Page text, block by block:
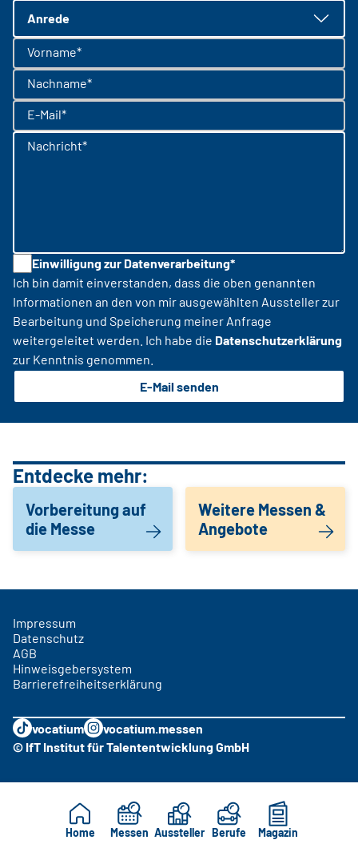
Anrede
Vorname*
Nachname*
E-Mail*
Nachricht*
Einwilligung zur Datenverarbeitung*
Ich bin damit einverstanden, dass die oben genannten
Informationen an den von mir ausgewählten Aussteller zur
Bearbeitung und Speicherung meiner Anfrage
weitergeleitet werden. Ich habe die Datenschutzerklärung
zur Kenntnis genommen.
E-Mail senden
Entdecke mehr:
Vorbereitung auf
die Messe
Weitere Messen &
Angebote
Home Messen Aussteller Berufe Magazin
Impressum
Datenschutz
AGB
Hinweisgebersystem
Barrierefreiheitserklärung
vocatium
vocatium.messen
© IfT Institut für Talententwicklung GmbH